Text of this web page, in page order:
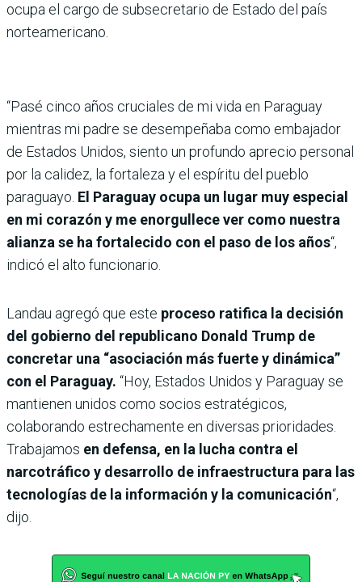
ocupa el cargo de subsecretario de Estado del país
norteamericano.
“Pasé cinco años cruciales de mi vida en Paraguay
mientras mi padre se desempeñaba como embajador
de Estados Unidos, siento un profundo aprecio personal
por la calidez, la fortaleza y el espíritu del pueblo
paraguayo. El Paraguay ocupa un lugar muy especial
en mi corazón y me enorgullece ver como nuestra
alianza se ha fortalecido con el paso de los años“,
indicó el alto funcionario.
Landau agregó que este proceso ratifica la decisión
del gobierno del republicano Donald Trump de
concretar una “asociación más fuerte y dinámica”
con el Paraguay. “Hoy, Estados Unidos y Paraguay se
mantienen unidos como socios estratégicos,
colaborando estrechamente en diversas prioridades.
Trabajamos en defensa, en la lucha contra el
narcotráfico y desarrollo de infraestructura para las
tecnologías de la información y la comunicación“,
dijo.